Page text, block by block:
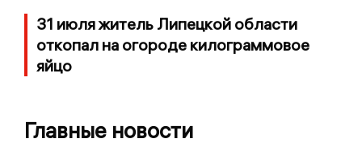
31 июля житель Липецкой области
откопал на огороде килограммовое
яйцо
Главные новости